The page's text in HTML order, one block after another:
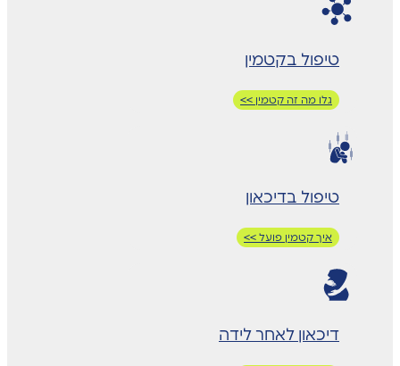
טיפול בקטמין
גלו מה זה קטמין >>
טיפול בדיכאון
איך קטמין פועל >>
דיכאון לאחר לידה